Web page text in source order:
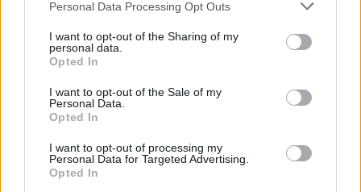
Personal Data Processing Opt Outs
I want to opt-out of the Sharing of my
personal data.
Opted In
I want to opt-out of the Sale of my
Personal Data.
Opted In
I want to opt-out of processing my
Personal Data for Targeted Advertising.
Opted In
Μείωση συμμετοχής του βασικού μετόχου στη Trade
Estates
Μετοχικές αλλαγές αναμένονται και στην Trade Estates,
καθώς ο βασικός μέτοχος όμιλος Φουρλή προετοιμάζει
ώστε πλέον να μην ενοποιεί τα μεγέθη της και να
εμφανίσει μια ξεκάθαρη δομή.